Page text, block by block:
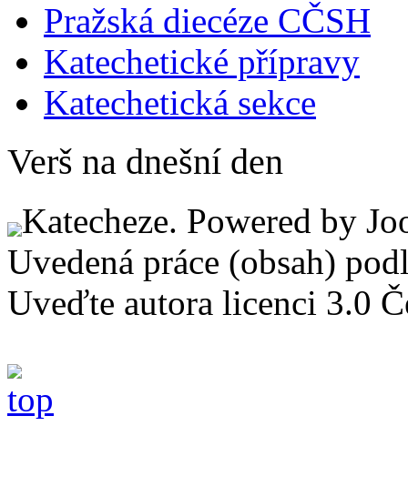
Pražská diecéze CČSH
Katechetické přípravy
Katechetická sekce
Verš na dnešní den
Katecheze. Powered by
Uvedená práce (obsah)
Uveďte autora licenci 3.0